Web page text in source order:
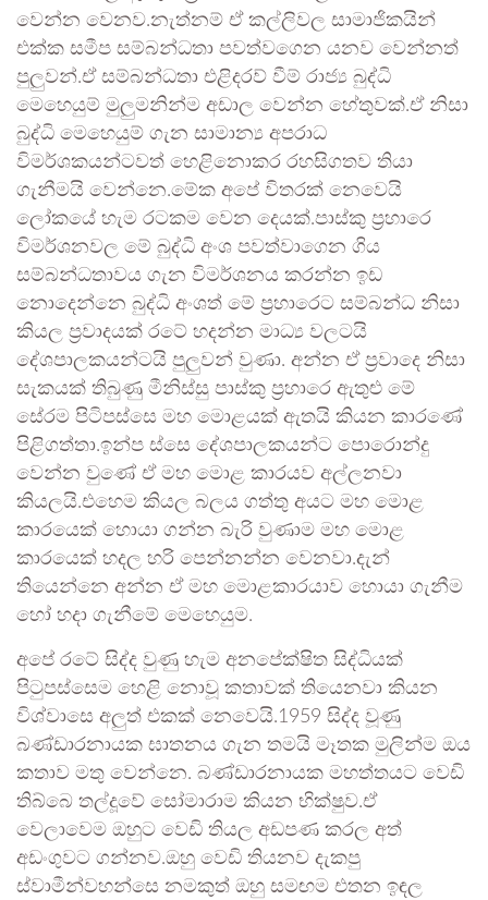
වෙන්න වෙනව.නැත්නම් ඒ කල්ලිවල සාමාජිකයින්
එක්ක සමීප සම්බන්ධතා පවත්වගෙන යනව වෙන්නත්
පුලුවන්.ඒ සම්බන්ධතා එළිදරව් වීම් රාජ්‍ය බුද්ධි
මෙහෙයුම් මුලුමනින්ම අඩාල වෙන්න හේතුවක්.ඒ නිසා
බුද්ධි මෙහෙයුම් ගැන සාමාන්‍ය අපරාධ
විමර්ශකයන්ටවත් හෙළිනොකර රහසිගතව තියා
ගැනීමයි වෙන්නෙ.මේක අපේ විතරක් නෙවෙයි
ලෝකයේ හැම රටකම වෙන දෙයක්.පාස්කු ප්‍රහාරෙ
විමර්ශනවල මේ බුද්ධි අංශ පවත්වාගෙන ගිය
සම්බන්ධතාවය ගැන විමර්ශනය කරන්න ඉඩ
නොදෙන්නෙ බුද්ධි අංශත් මේ ප්‍රහාරෙට සම්බන්ධ නිසා
කියල ප්‍රවාදයක් රටේ හදන්න මාධ්‍ය වලටයි
දේශපාලකයන්ටයි පුලුවන් වුණා. අන්න ඒ ප්‍රවාදෙ නිසා
සැකයක් තිබුණු මීනිස්සු පාස්කු ප්‍රහාරෙ ඇතුළු මේ
සේරම පිටිපස්සෙ මහ මොළයක් ඇතයි කියන කාරණේ
පිළිගත්තා.ඉන්ප ස්සෙ දේශපාලකයන්ට පොරොන්දු
වෙන්න වුණේ ඒ මහ මොළ කාරයව අල්ලනවා
කියලයි.එහෙම කියල බලය ගත්තු අයට මහ මොළ
කාරයෙක් හොයා ගන්න බැරි වුණාම මහ මොළ
කාරයෙක් හදල හරි පෙන්නන්න වෙනවා.දැන්
තියෙන්නෙ අන්න ඒ මහ මොළකාරයාව හොයා ගැනීම
හෝ හදා ගැනීමේ මෙහෙයුම.
අපේ රටේ සිද්ද වුණු හැම අනපේක්ෂිත සිද්ධියක්
පිටුපස්සෙම හෙළි නොවූ කතාවක් තියෙනවා කියන
විශ්වාසෙ අලුත් එකක් නෙවෙයි.1959 සිද්ද වූණු
බණ්ඩාරනායක ඝාතනය ගැන තමයි මෑතක මුලින්ම ඔය
කතාව මතු වෙන්නෙ. බණ්ඩාරනායක මහත්තයට වෙඩි
තිබ්බෙ තල්දූවේ සෝමාරාම කියන භික්ෂුව.ඒ
වෙලාවෙම ඔහුට වෙඩි තියල අඩපණ කරල අත්
අඩංගුවට ගන්නව.ඔහු වෙඩි තියනව දැකපු
ස්වාමීන්වහන්සෙ නමකුත් ඔහු සමඟම එතන ඉඳල